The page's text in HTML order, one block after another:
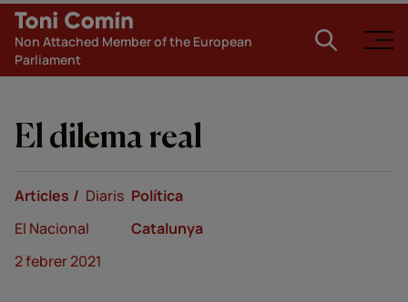
Non Attached Member of the European
Parliament
El dilema real
Articles
Diaris
El Nacional
2 febrer 2021
Política
Catalunya